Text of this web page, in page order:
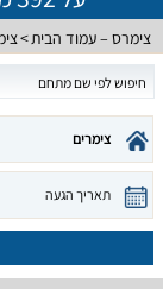
צימרס – עמוד הבית
צימרים
תאריך הגעה